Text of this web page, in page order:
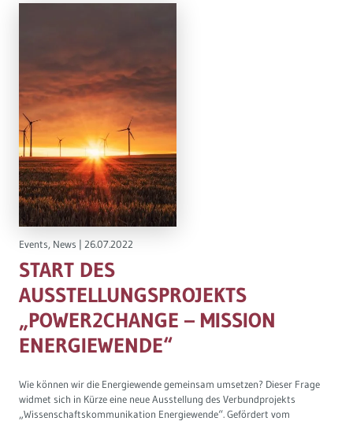
Events, News | 26.07.2022
START DES
AUSSTELLUNGSPROJEKTS
„POWER2CHANGE – MISSION
ENERGIEWENDE“
Wie können wir die Energiewende gemeinsam umsetzen? Dieser Frage
widmet sich in Kürze eine neue Ausstellung des Verbundprojekts
„Wissenschaftskommunikation Energiewende“. Gefördert vom